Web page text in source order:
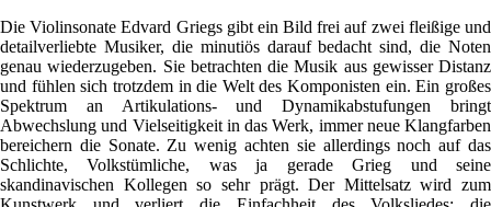
Die Violinsonate Edvard Griegs gibt ein Bild frei auf zwei fleißige und
detailverliebte Musiker, die minutiös darauf bedacht sind, die Noten
genau wiederzugeben. Sie betrachten die Musik aus gewisser Distanz
und fühlen sich trotzdem in die Welt des Komponisten ein. Ein großes
Spektrum an Artikulations- und Dynamikabstufungen bringt
Abwechslung und Vielseitigkeit in das Werk, immer neue Klangfarben
bereichern die Sonate. Zu wenig achten sie allerdings noch auf das
Schlichte, Volkstümliche, was ja gerade Grieg und seine
skandinavischen Kollegen so sehr prägt. Der Mittelsatz wird zum